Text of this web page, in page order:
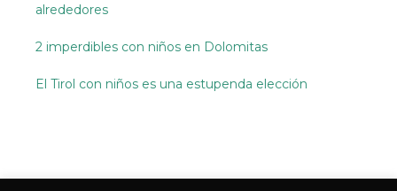
alrededores
2 imperdibles con niños en Dolomitas
El Tirol con niños es una estupenda elección